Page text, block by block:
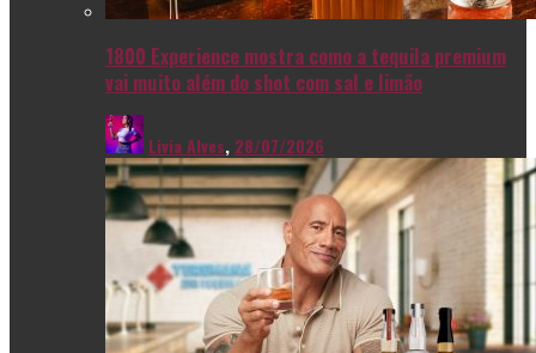
1800 Experience mostra como a tequila premium
vai muito além do shot com sal e limão
Livia Alves, 28/07/2026